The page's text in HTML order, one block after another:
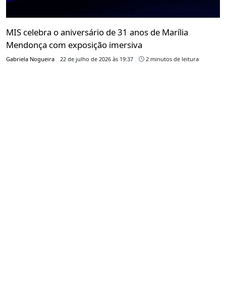
MIS celebra o aniversário de 31 anos de Marília
Mendonça com exposição imersiva
Gabriela Nogueira 22 de julho de 2026 às 19:37 2 minutos de leitura